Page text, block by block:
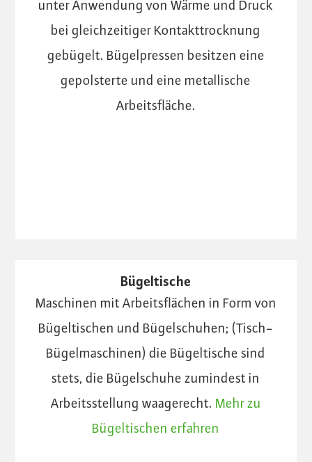
unter Anwendung von Wärme und Druck
bei gleichzeitiger Kontakttrocknung
gebügelt. Bügelpressen besitzen eine
gepolsterte und eine metallische
Arbeitsfläche.
Bügeltische
Maschinen mit Arbeitsflächen in Form von
Bügeltischen und Bügelschuhen; (Tisch-
Bügelmaschinen) die Bügeltische sind
stets, die Bügelschuhe zumindest in
Arbeitsstellung waagerecht. Mehr zu
Bügeltischen erfahren